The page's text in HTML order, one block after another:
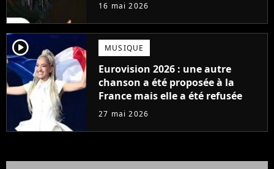
16 mai 2026
player2 MUSIQUE
Eurovision 2026 : une autre
chanson a été proposée à la
France mais elle a été refusée
27 mai 2026